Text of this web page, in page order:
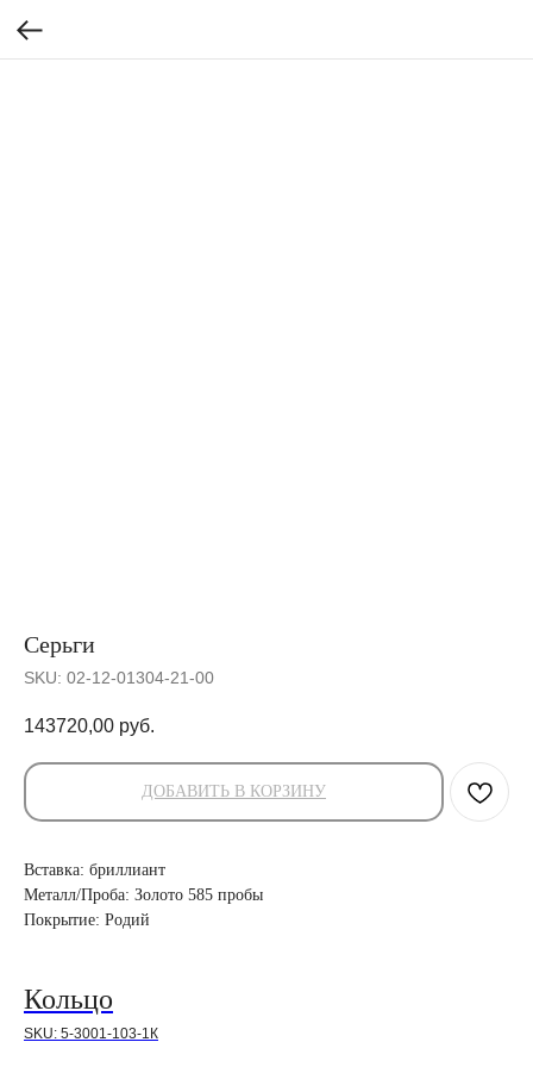
Серьги
SKU: 02-12-01304-21-00
143720,00 руб.
ДОБАВИТЬ В КОРЗИНУ
Вставка: бриллиант
Металл/Проба: Золото 585 пробы
Покрытие: Родий
Кольцо
SKU: 5-3001-103-1К